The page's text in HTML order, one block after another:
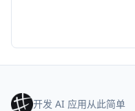
开发 AI 应用从此简单